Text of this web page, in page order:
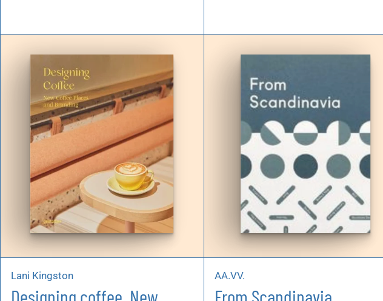
Lani Kingston
Designing coffee. New
AA.VV.
From Scandinavia